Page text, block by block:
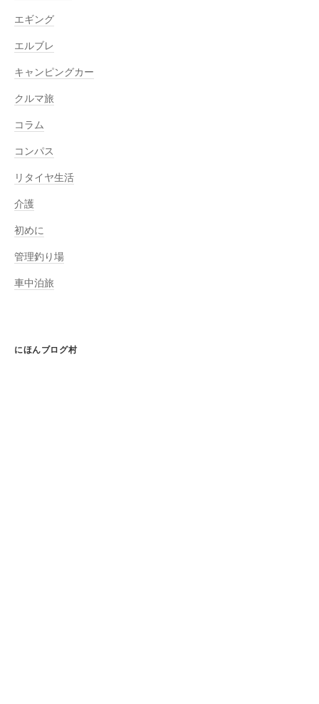
エギング
エルブレ
キャンピングカー
クルマ旅
コラム
コンパス
リタイヤ生活
介護
初めに
管理釣り場
車中泊旅
にほんブログ村